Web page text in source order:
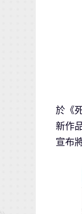
於《
新作
宣布